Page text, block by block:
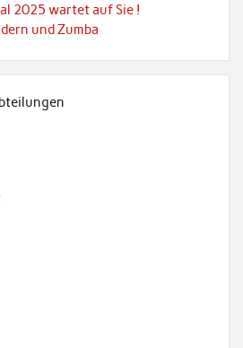
2025 wartet auf Sie !
und Zumba